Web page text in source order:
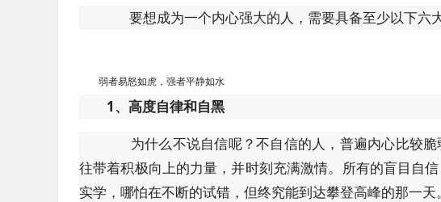
要想成为一个内心强大的人，需要具备至少以下六
弱者易怒如虎，强者平静如水
1、高度自律和自黑
为什么不说自信呢？不自信的人，普遍内心比较脆
往带着积极向上的力量，并时刻充满激情。所有的盲目自
实学，哪怕在不断的试错，但终究能到达攀登高峰的那一天。